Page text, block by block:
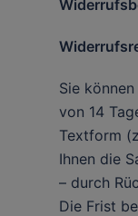
Sie
von 14
Textform
Ihnen die
– durch
Die Frist